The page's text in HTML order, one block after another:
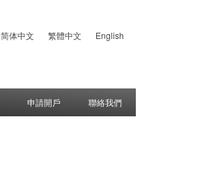
简体中文 繁體中文 English
申請開戶 聯絡我們